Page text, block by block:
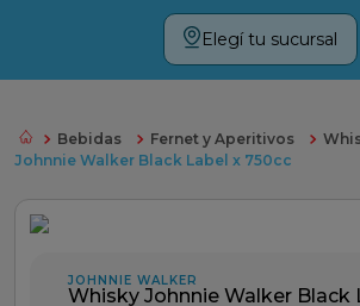
Elegí tu sucursal
Bebidas Fernet y Aperitivos
Johnnie Walker Black Label x 750cc
JOHNNIE WALKER
Whisky Johnnie Walker Black
Términos más buscados
galletitas
fideos